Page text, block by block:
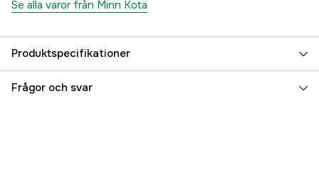
Se alla varor från Minn Kota
Produktspecifikationer
Referensnummer 5000078749
Frågor och svar